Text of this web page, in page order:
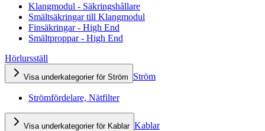
Klangmodul - Säkringshållare
Smältsäkringar till Klangmodul
Finsäkringar - High End
Smältproppar - High End
Hörlursställ
Visa underkategorier för Ström Ström
Strömfördelare, Nätfilter
Visa underkategorier för Kablar Kablar